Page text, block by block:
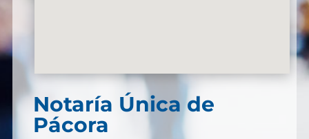
Notaría Única de
Pácora